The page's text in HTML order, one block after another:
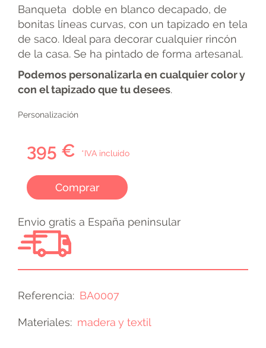
Banqueta doble en blanco decapado, de
bonitas líneas curvas, con un tapizado en tela
de saco. Ideal para decorar cualquier rincón
de la casa. Se ha pintado de forma artesanal.
Podemos personalizarla en cualquier color y
con el tapizado que tu desees.
Personalización
395 € *IVA incluido
Comprar
Envio gratis a España peninsular
Referencia BA0007
Materiales madera y textil